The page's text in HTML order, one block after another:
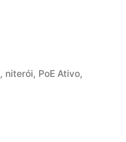
, niterói, PoE Ativo,